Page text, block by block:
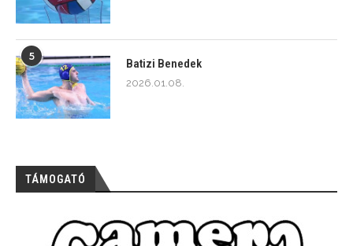
5
Batizi Benedek
2026.01.08.
TÁMOGATÓ